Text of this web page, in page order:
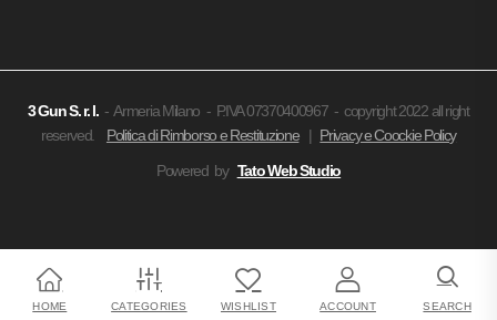
3 GunS. r. l. - Armeria Milano - P.IVA 07370400967 - copyright 2022 all right
reserved. Politica di Rimborso e Restituzione| Privacy e Coockie Policy
Powered by Tato Web Studio
HOME CATEGORIES WISHLIST ACCOUNT SEARCH